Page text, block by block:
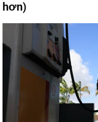
hơn)